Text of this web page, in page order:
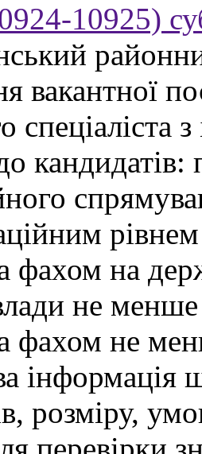
10925)
вакантної
спеціаліста
кандидатів:
фахом на
не
фахом не
інформація
розміру,